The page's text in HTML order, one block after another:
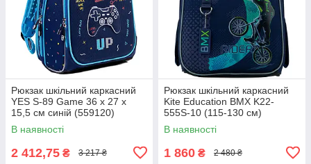
Рюкзак шкільний каркасний
YES S-89 Game 36 x 27 x
15,5 см синій (559120)
В наявності
2 412,75 ₴ 3 217 ₴
Рюкзак шкільний каркасний
Kite Education BMX K22-
555S-10 (115-130 см)
В наявності
1 860 ₴ 2 480 ₴